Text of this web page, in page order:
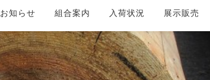
お知らせ 組合案内 入荷状況 展示販売